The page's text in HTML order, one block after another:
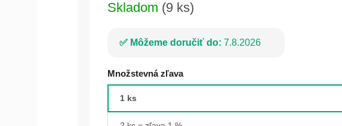
Skladom (9 ks)
Môžeme doručiť do: 7.8.2026
Množstevná zľava
1 ks